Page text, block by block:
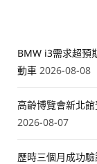
BMW i3需求超預
動車 2026-08-08
高齡博覽會新北
2026-08-07
歷時三個月成功